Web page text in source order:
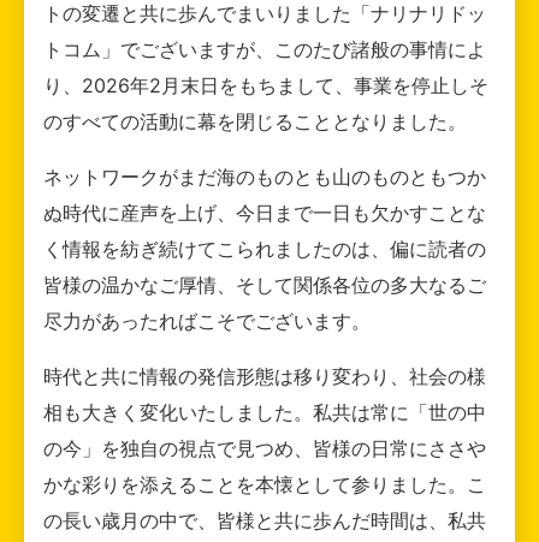
トの変遷と共に歩んでまいりました「ナリナリドッ
トコム」でございますが、このたび諸般の事情によ
り、2026年2月末日をもちまして、事業を停止しそ
のすべての活動に幕を閉じることとなりました。
ネットワークがまだ海のものとも山のものともつか
ぬ時代に産声を上げ、今日まで一日も欠かすことな
く情報を紡ぎ続けてこられましたのは、偏に読者の
皆様の温かなご厚情、そして関係各位の多大なるご
尽力があったればこそでございます。
時代と共に情報の発信形態は移り変わり、社会の様
相も大きく変化いたしました。私共は常に「世の中
の今」を独自の視点で見つめ、皆様の日常にささや
かな彩りを添えることを本懐として参りました。こ
の長い歳月の中で、皆様と共に歩んだ時間は、私共